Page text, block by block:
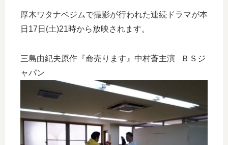
厚木ワタナベジムで撮影が行われた連続ドラマが本
日17日(土)21時から放映されます。
三島由紀夫原作『命売ります』中村蒼主演 ＢＳジ
ャパン